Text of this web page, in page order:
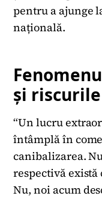
pentru a ajunge
națională.
și
“Un lucru
întâmplă în
canibalizarea.
respectivă există
Nu, noi acum